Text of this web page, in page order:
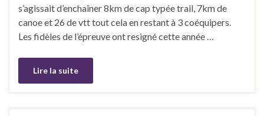
s’agissait d’enchaîner 8km de cap typée trail, 7km de
canoe et 26 de vtt tout cela en restant à 3 coéquipers.
Les fidèles de l’épreuve ont resigné cette année …
Lire la suite